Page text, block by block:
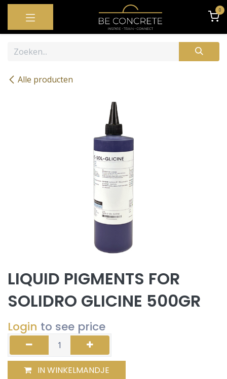
OVERSLAAN NAAR INHOUD 0
Alle producten
LIQUID PIGMENTS FOR
SOLIDRO GLICINE 500GR
Login to see price
IN WINKELMANDJE